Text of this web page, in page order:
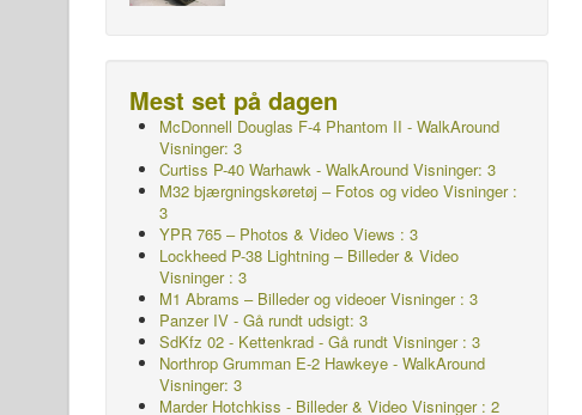
Mest set på dagen
McDonnell Douglas F-4 Phantom II - WalkAround
Visninger: 3
Curtiss P-40 Warhawk - WalkAround Visninger: 3
M32 bjærgningskøretøj – Fotos og video Visninger :
3
YPR 765 – Photos & Video Views : 3
Lockheed P-38 Lightning – Billeder & Video
Visninger : 3
M1 Abrams – Billeder og videoer Visninger : 3
Panzer IV - Gå rundt udsigt: 3
SdKfz 02 - Kettenkrad - Gå rundt Visninger : 3
Northrop Grumman E-2 Hawkeye - WalkAround
Visninger: 3
Marder Hotchkiss - Billeder & Video Visninger : 2